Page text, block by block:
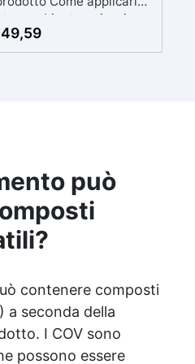
può
contenere composti
a seconda della
I COV sono
possono essere